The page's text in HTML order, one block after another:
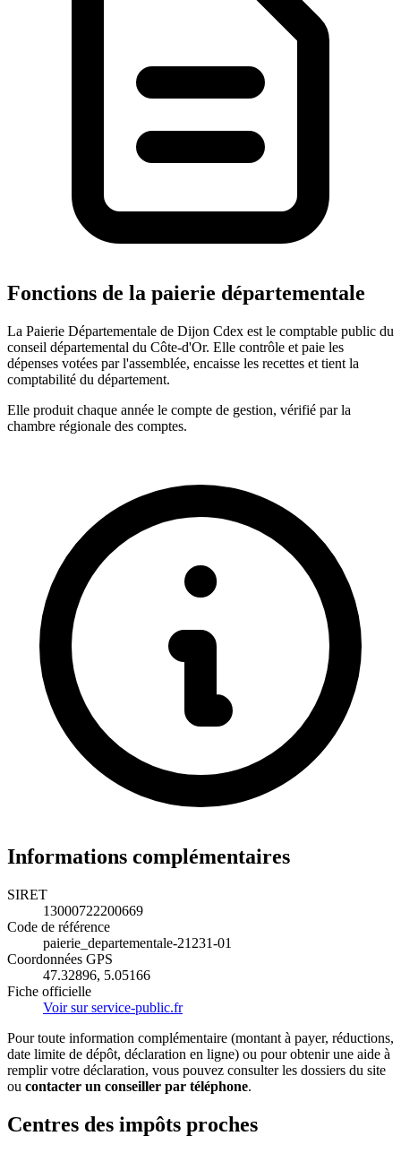
Fonctions de la paierie départementale
La Paierie Départementale de Dijon Cdex est le comptable public du
conseil départemental du Côte-d'Or. Elle contrôle et paie les
dépenses votées par l'assemblée, encaisse les recettes et tient la
comptabilité du département.
Elle produit chaque année le compte de gestion, vérifié par la
chambre régionale des comptes.
Informations complémentaires
SIRET
13000722200669
Code de référence
paierie_departementale-21231-01
Coordonnées GPS
47.32896, 5.05166
Fiche officielle
Voir sur service-public.fr
Pour toute information complémentaire (montant à payer, réductions,
date limite de dépôt, déclaration en ligne) ou pour obtenir une aide à
remplir votre déclaration, vous pouvez consulter les dossiers du site
ou contacter un conseiller par téléphone.
Centres des impôts proches